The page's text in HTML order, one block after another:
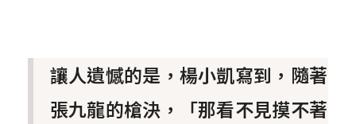
讓人遺憾的是，楊小凱寫到，隨著
張九龍的槍決，「那看不見摸不著